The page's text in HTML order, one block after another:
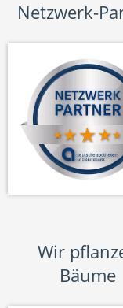
Netzwerk-
Wir
Bäume